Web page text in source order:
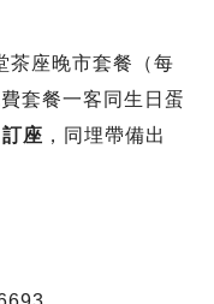
茶座晚市套餐（每
套餐一客同生日蛋
座 ，同埋帶備出